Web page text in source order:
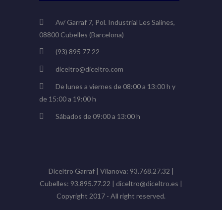
Av/ Garraf 7, Pol. Industrial Les Salines,
08800 Cubelles (Barcelona)
(93) 895 77 22
diceltro@diceltro.com
De lunes a viernes de 08:00 a 13:00 h y
de 15:00 a 19:00 h
Sábados de 09:00 a 13:00 h
Diceltro Garraf | Vilanova: 93.768.27.32 |
Cubelles: 93.895.77.22 | diceltro@diceltro.es |
Copyright 2017 - All right reserved.